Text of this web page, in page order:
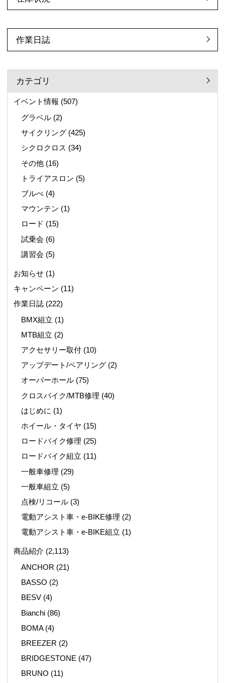
作業日誌
カテゴリ
イベント情報 (507)
グラベル (2)
サイクリング (425)
シクロクロス (34)
その他 (16)
トライアスロン (5)
ブルべ (4)
マウンテン (1)
ロード (15)
試乗会 (6)
講習会 (5)
お知らせ(1)
キャンペーン (11)
作業日誌(222)
BMX組立 (1)
MTB組立 (2)
アクセサリー取付 (10)
アップデート/ペアリング (2)
オーバーホール (75)
クロスバイク/MTB修理 (40)
はじめに (1)
ホイール・タイヤ (15)
ロードバイク修理 (25)
ロードバイク組立 (11)
一般車修理 (29)
一般車組立 (5)
点検/リコール (3)
電動アシスト車・e-BIKE修理 (2)
電動アシスト車・e-BIKE組立 (1)
商品紹介 (2,113)
ANCHOR (21)
BASSO (2)
BESV (4)
Bianchi (86)
BOMA(4)
BREEZER (2)
BRIDGESTONE (47)
BRUNO (11)